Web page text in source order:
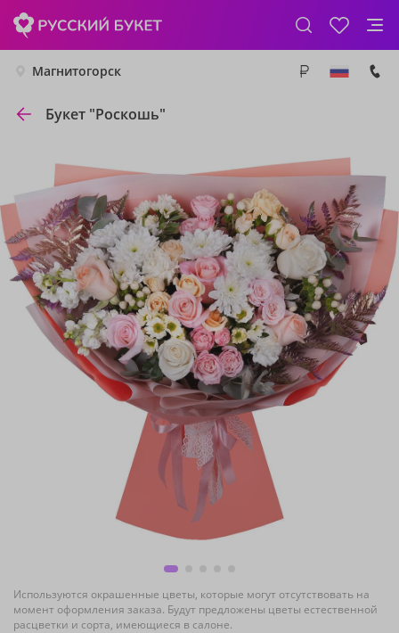
Магнитогорск
Букет "Роскошь"
Используются окрашенные цветы, которые могут отсутствовать на
момент оформления заказа. Будут предложены цветы естественной
расцветки и сорта, имеющиеся в салоне.